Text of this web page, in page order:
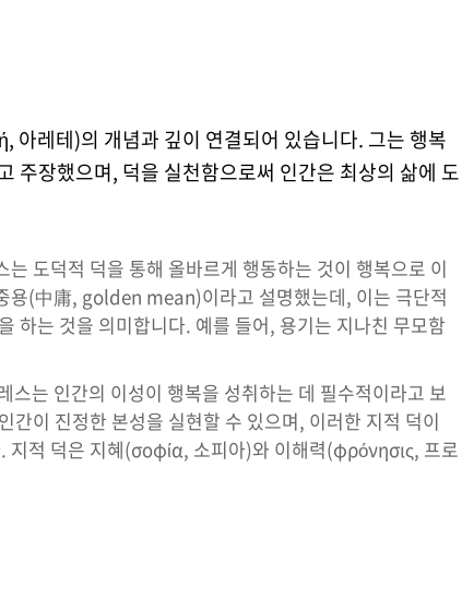
아레테)의 개념과 깊이 연결되어 있습니다. 그는 행복
주장했으며, 덕을 실천함으로써 인간은 최상의 삶에 도
는 도덕적 덕을 통해 올바르게 행동하는 것이 행복으로 이
용(中庸, golden mean)이라고 설명했는데, 이는 극단적
하는 것을 의미합니다. 예를 들어, 용기는 지나친 무모함
스는 인간의 이성이 행복을 성취하는 데 필수적이라고 보
간이 진정한 본성을 실현할 수 있으며, 이러한 지적 덕이
지적 덕은 지혜(σοφία, 소피아)와 이해력(φρόνησις, 프로